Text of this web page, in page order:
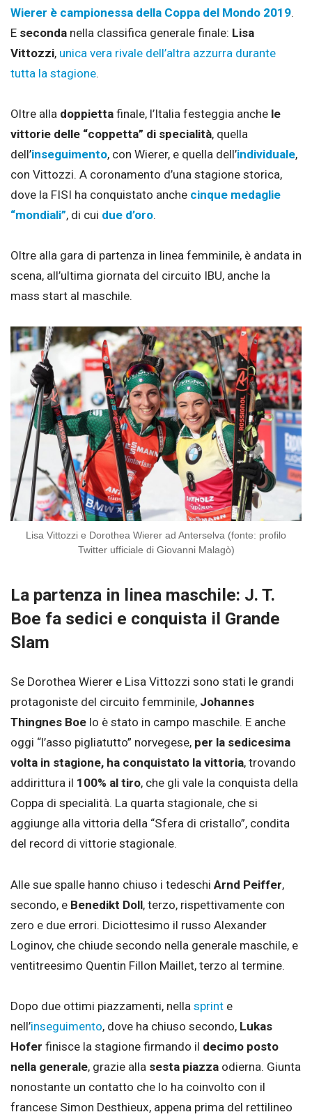
Wierer è campionessa della Coppa del Mondo 2019.
E seconda nella classifica generale finale: Lisa
Vittozzi, unica vera rivale dell’altra azzurra durante
tutta la stagione.
Oltre alla doppietta finale, l’Italia festeggia anche le
vittorie delle “coppetta” di specialità, quella
dell’inseguimento, con Wierer, e quella dell’individuale,
con Vittozzi. A coronamento d’una stagione storica,
dove la FISI ha conquistato anche cinque medaglie
“mondiali”, di cui due d’oro.
Oltre alla gara di partenza in linea femminile, è andata in
scena, all’ultima giornata del circuito IBU, anche la
mass start al maschile.
Lisa Vittozzi e Dorothea Wierer ad Anterselva (fonte: profilo
Twitter ufficiale di Giovanni Malagò)
La partenza in linea maschile: J. T.
Boe fa sedici e conquista il Grande
Slam
Se Dorothea Wierer e Lisa Vittozzi sono stati le grandi
protagoniste del circuito femminile, Johannes
Thingnes Boe lo è stato in campo maschile. E anche
oggi “l’asso pigliatutto” norvegese, per la sedicesima
volta in stagione, ha conquistato la vittoria, trovando
addirittura il 100% al tiro, che gli vale la conquista della
Coppa di specialità. La quarta stagionale, che si
aggiunge alla vittoria della “Sfera di cristallo”, condita
del record di vittorie stagionale.
Alle sue spalle hanno chiuso i tedeschi Arnd Peiffer,
secondo, e Benedikt Doll, terzo, rispettivamente con
zero e due errori. Diciottesimo il russo Alexander
Loginov, che chiude secondo nella generale maschile, e
ventitreesimo Quentin Fillon Maillet, terzo al termine.
Dopo due ottimi piazzamenti, nella sprint e
nell’inseguimento, dove ha chiuso secondo, Lukas
Hofer finisce la stagione firmando il decimo posto
nella generale, grazie alla sesta piazza odierna. Giunta
nonostante un contatto che lo ha coinvolto con il
francese Simon Desthieux, appena prima del rettilineo